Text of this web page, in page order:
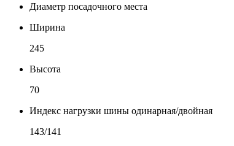
Диаметр посадочного места
Ширина
245
Высота
70
Индекс нагрузки шины одинарная/двойная
143/141